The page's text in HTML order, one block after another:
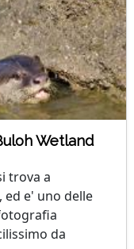
Wetland
trova a
ed e' uno delle
da